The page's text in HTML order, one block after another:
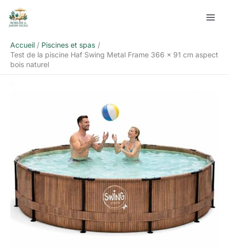
Accueil
Piscines et spas
Test de la piscine Haf Swing Metal Frame 366 x 91 cm aspect
bois naturel
Rechercher